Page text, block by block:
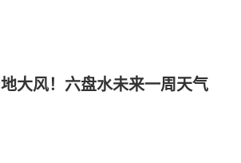
大风！六盘水未来一周天气